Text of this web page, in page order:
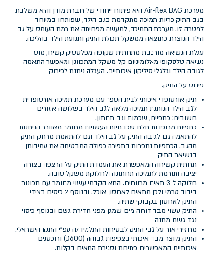
מערכת Air-flex BAG היא פיתוח ייחודי של חברת מודן והיא משלבת
בגב התיק כריות תמיכה מתקדמת בגב הילד, שפותחו במיוחד
למטרה זו. מערכת התמיכה, למעשה מפחיתה את רמת העומס על גב
הילד הנוצרת כתוצאה ממשקל תכולת התיק ותנועת הילד בהליכה.
עגלת הנשיאה מורכבת מתחתית שקופה מפלסטיק קשיח, מוט
נשיאה טלסקופי מאלומיניום קל משקל המתכוונן ומאפשר התאמה
לגובה הילד וגלגלי סיליקון איכותיים. העגלה ניתנת לפירוק
פירוט על התיק:
תיק אורטופדי איכותי לבית הספר עם מערכת תמיכה אורטופדית
לגב הילד הנותנת תמיכה מלאה לגב הילד בשלושה אזורים
חשובים: כתפיים, שכמות וגב תחתון.
כתפיות מרופדות תלת שכבתיות העשויות מחומר מאוורר הניתנות
להתאמה גם לגובה התיק על גב הילד וגם להתאמת מרחק התיק
מהגב. הכתפיות נתפרות בתפירה כפולה המבטיחה את עמידותן
בנשיאת התיק
תחתית קשיחה המאפשרת את העמדת התיק על הרצפה בצורה
יציבה ותורמת לתמיכה תחתונה ולחלוקת משקל טובה.
חלוקה ל-3 תאים מרווחים. התא הקדמי עשוי מחומר עם תכונות
בידוד טרמי ולכן מתאים לאחסון אוכל. ובנוסף 2 כיסים בצידי
התיק לאחסון בקבוקי שתיה.
התיק עשוי מבד דוחה מים שמגן מפני חדירת גשם ובנוסף כיסוי
נגד גשם מתנה
מחזירי אור על גבי התיק לבטיחות התלמיד/ה עפ"י התקן הישראלי.
התיק מיוצר מבד איכותי בצפיפות גבוהה (D600) ורוכסנים
איכותיים המאפשרים פתיחת וסגירת התאים בקלות.